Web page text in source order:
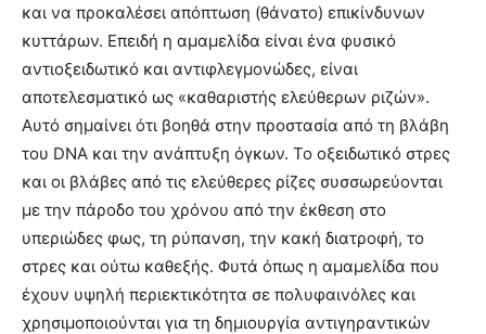
και να προκαλέσει απόπτωση (θάνατο) επικίνδυνων
κυττάρων. Επειδή η αμαμελίδα είναι ένα φυσικό
αντιοξειδωτικό και αντιφλεγμονώδες, είναι
αποτελεσματικό ως «καθαριστής ελεύθερων ριζών».
Αυτό σημαίνει ότι βοηθά στην προστασία από τη βλάβη
του DNA και την ανάπτυξη όγκων. Το οξειδωτικό στρες
και οι βλάβες από τις ελεύθερες ρίζες συσσωρεύονται
με την πάροδο του χρόνου από την έκθεση στο
υπεριώδες φως, τη ρύπανση, την κακή διατροφή, το
στρες και ούτω καθεξής. Φυτά όπως η αμαμελίδα που
έχουν υψηλή περιεκτικότητα σε πολυφαινόλες και
χρησιμοποιούνται για τη δημιουργία αντιγηραντικών